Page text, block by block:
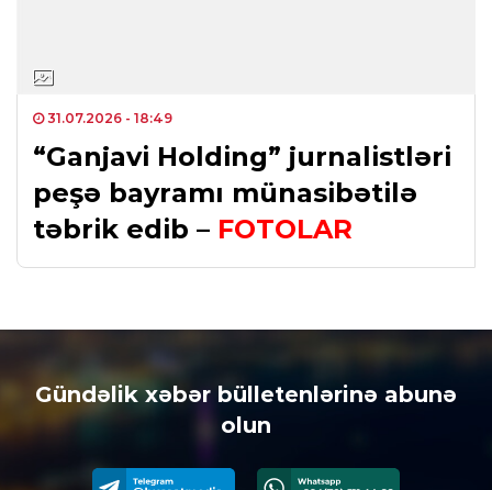
31.07.2026 - 18:49
“Ganjavi Holding” jurnalistləri
peşə bayramı münasibətilə
təbrik edib – FOTOLAR
Gündəlik xəbər bülletenlərinə abunə
olun